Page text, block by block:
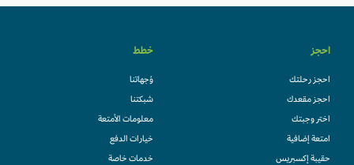
احجز
احجز رحلتك
احجز مقعدك
اختر وجبتك
امتعة إضافية
حقيبة إكسبريس
خطط
وُجهاتنا
شبكتنا
معلومات الأمتعة
خيارات الدفع
خدمات خاصة